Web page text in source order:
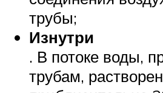
трубы;
Изнутри
. В потоке воды,
трубам,